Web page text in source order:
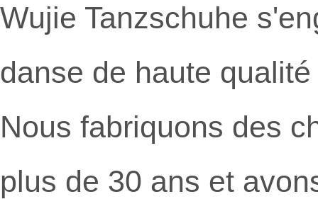
Wujie Tanzschuhe
danse de haute
Nous fabriquons des
plus de 30 ans et